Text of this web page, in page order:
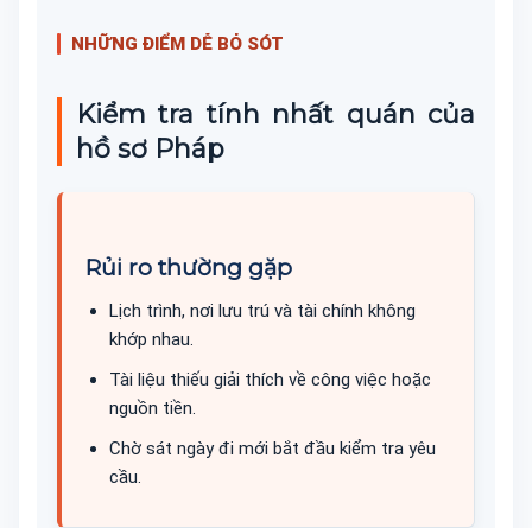
NHỮNG ĐIỂM DỄ BỎ SÓT
Kiểm tra tính nhất quán của
hồ sơ Pháp
Rủi ro thường gặp
Lịch trình, nơi lưu trú và tài chính không
khớp nhau.
Tài liệu thiếu giải thích về công việc hoặc
nguồn tiền.
Chờ sát ngày đi mới bắt đầu kiểm tra yêu
cầu.